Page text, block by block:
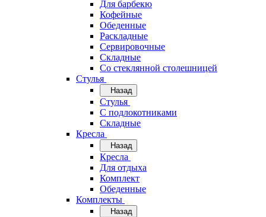
Для барбекю
Кофейные
Обеденные
Раскладные
Сервировочные
Складные
Со стеклянной столешницей
Стулья
Назад
Стулья
С подлокотниками
Складные
Кресла
Назад
Кресла
Для отдыха
Комплект
Обеденные
Комплекты
Назад